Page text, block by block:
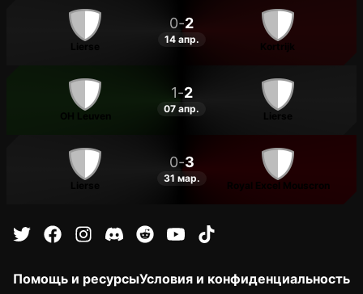
0-2
14 апр.
Kortrijk
OH Leuven
1-2
07 апр.
0-3
31 мар.
Royal Excel Mouscron
Помощь и ресурсыУсловия и конфиденциальность